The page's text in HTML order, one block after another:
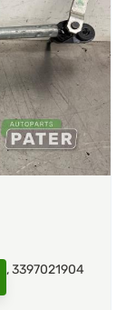
,3397021904